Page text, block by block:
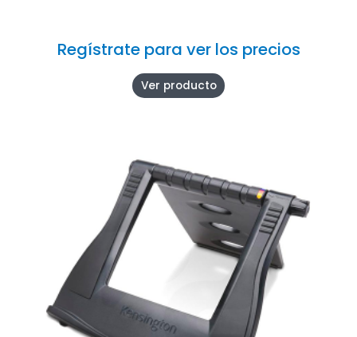
Regístrate para ver los precios
Ver producto